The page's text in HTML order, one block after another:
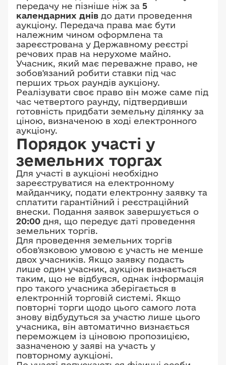
передачу не пізніше ніж за 5
календарних днів до дати проведення
аукціону. Передача права має бути
належним чином оформлена та
зареєстрована у Державному реєстрі
речових прав на нерухоме майно.
Учасник, який має переважне право, не
зобов'язаний робити ставки під час
перших трьох раундів аукціону.
Реалізувати своє право він може саме під
час четвертого раунду, підтвердивши
готовність придбати земельну ділянку за
ціною, визначеною в ході електронного
аукціону.
Порядок участі у
земельних торгах
Для участі в аукціоні необхідно
зареєструватися на електронному
майданчику, подати електронну заявку та
сплатити гарантійний і реєстраційний
внески. Подання заявок завершується о
20:00 дня, що передує даті проведення
земельних торгів.
Для проведення земельних торгів
обов'язковою умовою є участь не менше
двох учасників. Якщо заявку подасть
лише один учасник, аукціон визнається
таким, що не відбувся, однак інформація
про такого учасника зберігається в
електронній торговій системі. Якщо
повторні торги щодо цього самого лота
знову відбудуться за участю лише цього
учасника, він автоматично визнається
переможцем із ціновою пропозицією,
зазначеною у заяві на участь у
повторному аукціоні.